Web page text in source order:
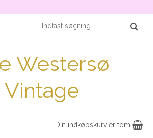
Westersø
Vintage
Din indkøbskurv er tom